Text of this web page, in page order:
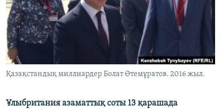
ЖАЗЫЛЫҢЫЗ
Басқа тілдерде
Қазақстандық миллиардер Болат Өтемұратов. 2016 жыл.
Ұлыбритания азаматтық соты 13 қарашада